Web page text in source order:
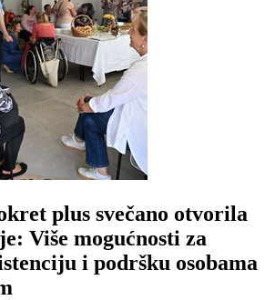
plus svečano otvorila
Više mogućnosti za
i podršku osobama